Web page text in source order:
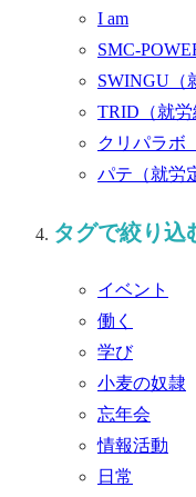
I am
SMC-
SWINGU
TRID （就
クリパラボ
パテ （就労
タグで絞り込
イベント
働く
学び
小麦の奴隷
忘年会
情報活動
日常